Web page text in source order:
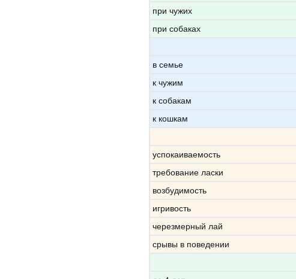
при чужих
при собаках
в семье
к чужим
к собакам
к кошкам
успокаиваемость
требование ласки
возбудимость
игривость
черезмерный лай
срывы в поведении